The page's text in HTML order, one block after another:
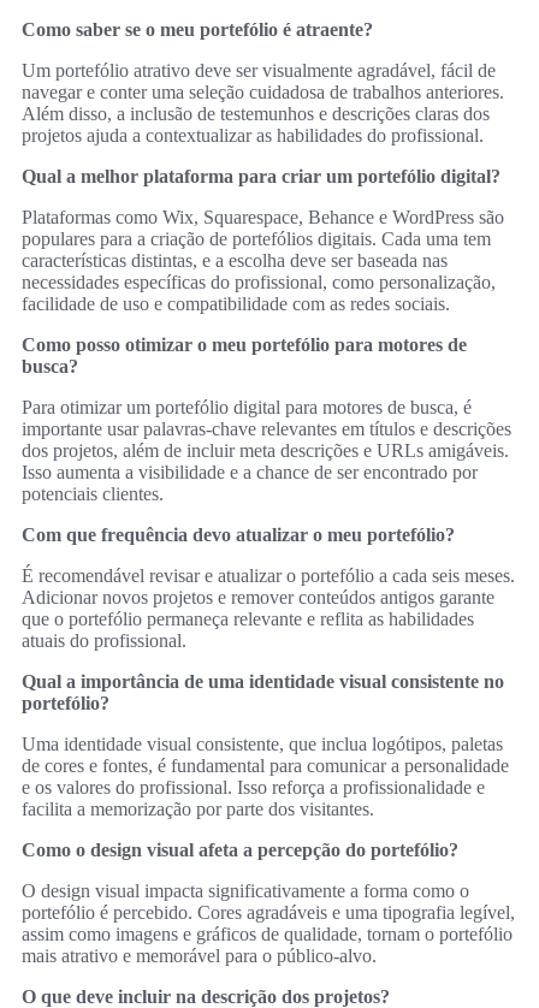
Como saber se o meu portefólio é atraente?
Um portefólio atrativo deve ser visualmente agradável, fácil de
navegar e conter uma seleção cuidadosa de trabalhos anteriores.
Além disso, a inclusão de testemunhos e descrições claras dos
projetos ajuda a contextualizar as habilidades do profissional.
Qual a melhor plataforma para criar um portefólio digital?
Plataformas como Wix, Squarespace, Behance e WordPress são
populares para a criação de portefólios digitais. Cada uma tem
características distintas, e a escolha deve ser baseada nas
necessidades específicas do profissional, como personalização,
facilidade de uso e compatibilidade com as redes sociais.
Como posso otimizar o meu portefólio para motores de
busca?
Para otimizar um portefólio digital para motores de busca, é
importante usar palavras-chave relevantes em títulos e descrições
dos projetos, além de incluir meta descrições e URLs amigáveis.
Isso aumenta a visibilidade e a chance de ser encontrado por
potenciais clientes.
Com que frequência devo atualizar o meu portefólio?
É recomendável revisar e atualizar o portefólio a cada seis meses.
Adicionar novos projetos e remover conteúdos antigos garante
que o portefólio permaneça relevante e reflita as habilidades
atuais do profissional.
Qual a importância de uma identidade visual consistente no
portefólio?
Uma identidade visual consistente, que inclua logótipos, paletas
de cores e fontes, é fundamental para comunicar a personalidade
e os valores do profissional. Isso reforça a profissionalidade e
facilita a memorização por parte dos visitantes.
Como o design visual afeta a percepção do portefólio?
O design visual impacta significativamente a forma como o
portefólio é percebido. Cores agradáveis e uma tipografia legível,
assim como imagens e gráficos de qualidade, tornam o portefólio
mais atrativo e memorável para o público-alvo.
O que deve incluir na descrição dos projetos?